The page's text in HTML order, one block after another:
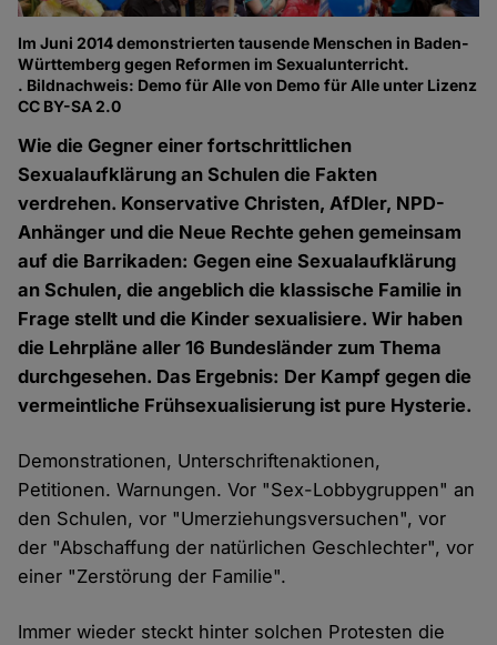
Im Juni 2014 demonstrierten tausende Menschen in Baden-
Württemberg gegen Reformen im Sexualunterricht.
. Bildnachweis: Demo für Alle von Demo für Alle unter Lizenz
CC BY-SA 2.0
Wie die Gegner einer fortschrittlichen
Sexualaufklärung an Schulen die Fakten
verdrehen. Konservative Christen, AfDler, NPD-
Anhänger und die Neue Rechte gehen gemeinsam
auf die Barrikaden: Gegen eine Sexualaufklärung
an Schulen, die angeblich die klassische Familie in
Frage stellt und die Kinder sexualisiere. Wir haben
die Lehrpläne aller 16 Bundesländer zum Thema
durchgesehen. Das Ergebnis: Der Kampf gegen die
vermeintliche Frühsexualisierung ist pure Hysterie.
Demonstrationen, Unterschriftenaktionen,
Petitionen. Warnungen. Vor "Sex-Lobbygruppen" an
den Schulen, vor "Umerziehungsversuchen", vor
der "Abschaffung der natürlichen Geschlechter", vor
einer "Zerstörung der Familie".
Immer wieder steckt hinter solchen Protesten die